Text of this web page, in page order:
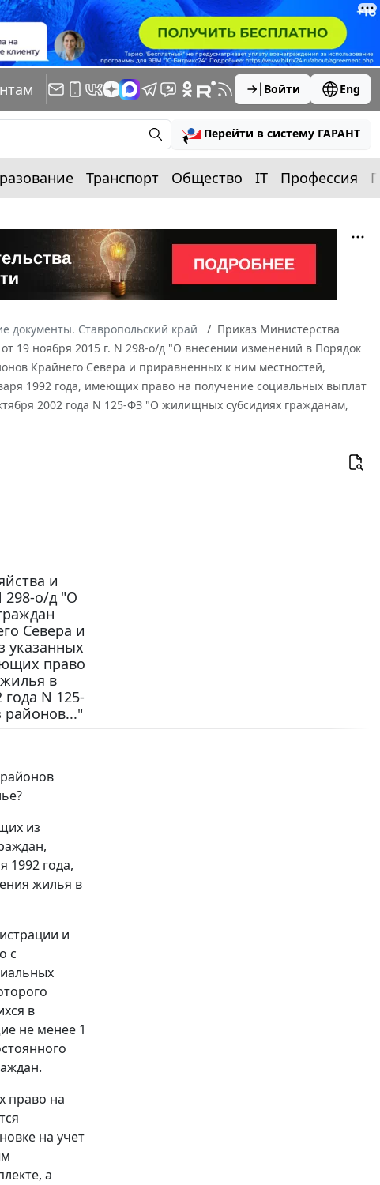
Войти Eng
Перейти в систему ГАРАНТ
Транспорт Общество IT Профессия
документы. Ставропольский край
Приказ Министерства
19 ноября 2015 г. N 298-о/д "О внесении изменений в Порядок
Крайнего Севера и приравненных к ним местностей,
1992 года, имеющих право на получение социальных выплат
2002 года N 125-ФЗ "О жилищных субсидиях гражданам,
и
298-о/д "О
Севера и
указанных
право
в
N 125-
из
1992 года,
жилья в
и
с
в
не менее 1
право на
на учет
а